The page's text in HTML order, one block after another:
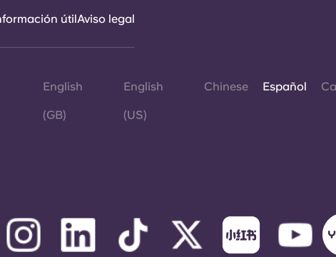
útilAviso legal
English
(GB)
English
(US)
Chinese Español